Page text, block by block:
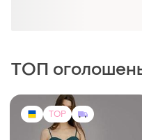
MustHave
Сукня must have 32 розмір
EU 32